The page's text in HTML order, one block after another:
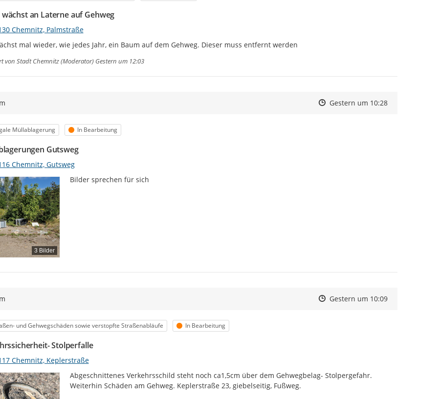
wächst an Laterne auf Gehweg
Chemnitz, Palmstraße
mal wieder, wie jedes Jahr, ein Baum auf dem Gehweg. Dieser muss entfernt werden
von Stadt Chemnitz (Moderator) Gestern um 12:03
Zeitpunkt des Erstellens
Zeitpunkt des Erstellens
Gestern um 10:28Zur Äußerung
Müllablagerung Status
In Bearbeitung
Gutsweg
Chemnitz, Gutsweg
3 Bilder
Bilder sprechen für sich
Zeitpunkt des Erstellens
Zeitpunkt des Erstellens
Gestern um 10:09Zur Äußerung
und Gehwegschäden sowie verstopfte Straßenabläufe Status
In Bearbeitung
Stolperfalle
Chemnitz, Keplerstraße
Abgeschnittenes Verkehrsschild steht noch ca1,5cm über dem Gehwegbelag- Stolpergefahr.
Weiterhin Schäden am Gehweg. Keplerstraße 23, giebelseitig, Fußweg.